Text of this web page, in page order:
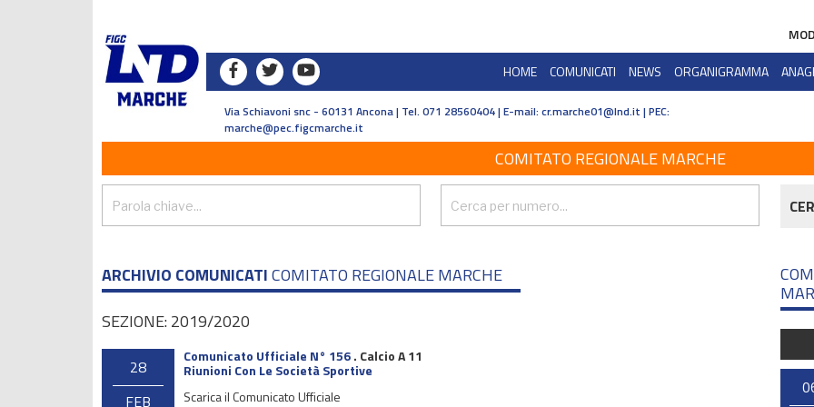
HOME
COMUNICATI NEWS ORGANIGRAMMA
Via Schiavoni snc - 60131 Ancona | Tel. 071 28560404 | E-mail: cr.marche01@lnd.it | PEC:
marche@pec.figcmarche.it
COMITATO REGIONALE MARCHE
ARCHIVIO COMUNICATICOMITATO REGIONALE MARCHE
SEZIONE: 2019/2020
28
FEB
Comunicato Ufficiale N° 156. Calcio A 11
Riunioni Con Le Società Sportive
Scarica il Comunicato Ufficiale